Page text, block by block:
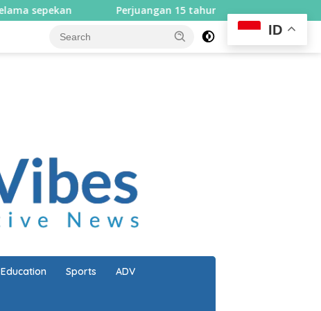
Perjuangan 15 tahun berbuah hasil, Bupati Lombok Utara
Education Sports ADV
ID